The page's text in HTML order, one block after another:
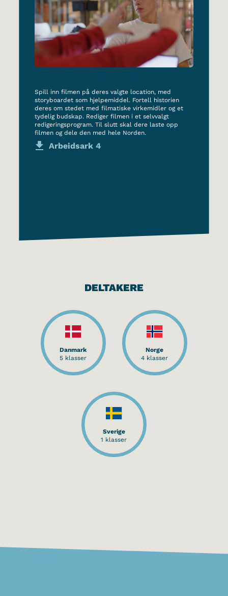
Spill inn filmen på deres valgte location, med
storyboardet som hjelpemiddel. Fortell historien
deres om stedet med filmatiske virkemidler og et
tydelig budskap. Rediger filmen i et selvvalgt
redigeringsprogram. Til slutt skal dere laste opp
filmen og dele den med hele Norden.
Arbeidsark 4
DELTAKERE
Danmark
5 klasser
Norge
4 klasser
Sverige
1 klasser